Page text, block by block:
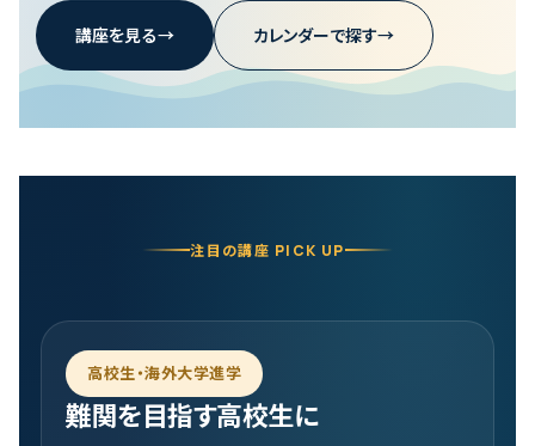
講座を見る→ カレンダーで探す→
注目の講座 PICK UP
高校生・海外大学進学
難関を目指す高校生に